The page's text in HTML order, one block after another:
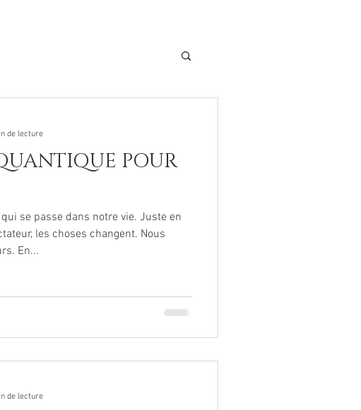
POUR
se passe dans notre vie. Juste en
les choses changent. Nous
En...
de lecture
de lecture